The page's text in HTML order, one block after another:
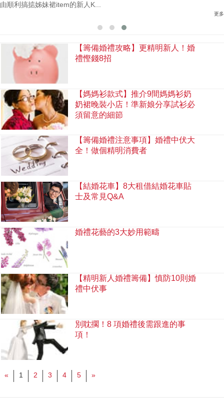
由順利搞掂姊妹裙item的新人K...
更多
【籌備婚禮攻略】更精明新人！婚
禮慳錢8招
【媽媽衫款式】推介9間媽媽衫奶
奶裙晚裝小店！準新娘分享試衫必
須留意的細節
【籌備婚禮注意事項】婚禮中伏大
全！做個精明消費者
【結婚花車】8大租借結婚花車貼
士及常見Q&A
婚禮花藝的3大妙用範疇
【精明新人婚禮籌備】慎防10則婚
禮中伏事
別耽擱！8 項婚禮後需跟進的事
項！
« 1 2 3 4 5 »